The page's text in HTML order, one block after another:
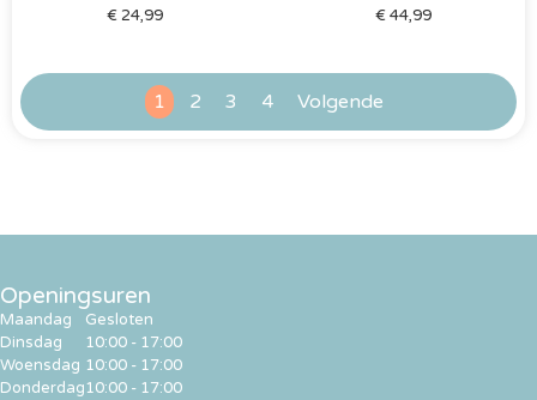
€24,99 €44,99
1 2 3 4 Volgende
Openingsuren
Maandag
Dinsdag
Woensdag
Donderdag
Gesloten
10:00 - 17:00
10:00 - 17:00
10:00 - 17:00